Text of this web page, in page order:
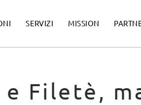
SERVIZI MISSION
Filetè,